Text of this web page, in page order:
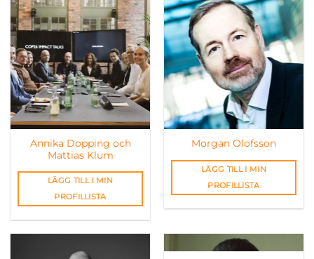
Annika Dopping och
Mattias Klum
LÄGG TILL I MIN
PROFILLISTA
Morgan Olofsson
LÄGG TILL I MIN
PROFILLISTA